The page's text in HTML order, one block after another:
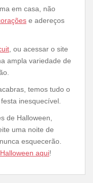
em casa, não
e adereços
, ou acessar o site
ampla variedade de
temos tudo o
inesquecível.
de Halloween,
uma noite de
esquecerão.
aqui!